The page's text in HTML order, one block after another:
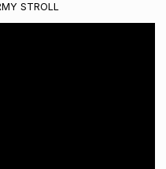
STROLL